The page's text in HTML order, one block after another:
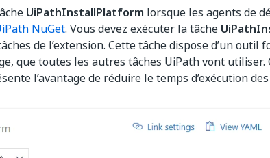
UiPathInstallPlatform lorsque les agents de
NuGet. Vous devez exécuter la tâche
de l’extension. Cette tâche dispose d’un outil
que toutes les autres tâches UiPath vont utiliser.
l’avantage de réduire le temps d’exécution